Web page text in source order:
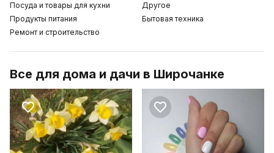
Посуда и товары для кухни
Продукты питания
Ремонт и строительство
Другое
Бытовая техника
Все для дома и дачи в Широчанке